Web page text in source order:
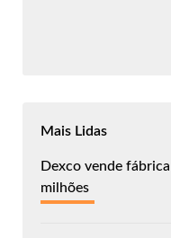
Mais Lidas
Dexco vende
milhões